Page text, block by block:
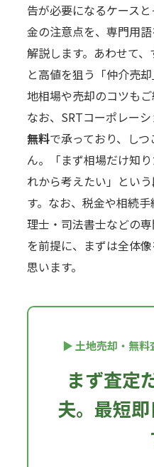
告が必要になるケース
金の注意点を、専門用
解説します。あわせて、
と高値を狙う「仲介売
地相場や売却のコツもご
なお、SRTコーポレー
無料で承っており、し
ん。「まず相場だけ知
れから考えたい」とい
す。なお、税金や相続
理士・司法書士などの
を前提に、まずは全体
思います。
▶ 土地売却・無料
まず査定
夫。最短